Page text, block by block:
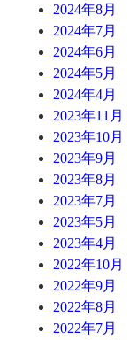
2024年8月
2024年7月
2024年6月
2024年5月
2024年4月
2023年11月
2023年10月
2023年9月
2023年8月
2023年7月
2023年5月
2023年4月
2022年10月
2022年9月
2022年8月
2022年7月